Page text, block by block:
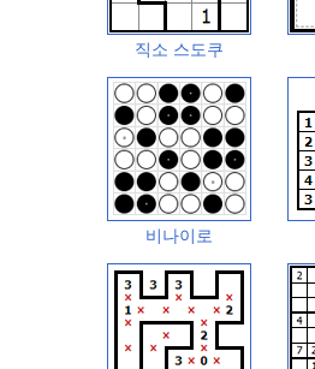
직소 스도쿠
비나이로